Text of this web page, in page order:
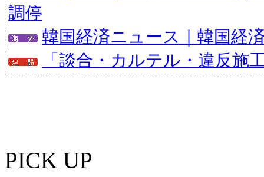
調停
韓国経済ニュース｜韓国経
「談合・カルテル・違反施
PICK UP